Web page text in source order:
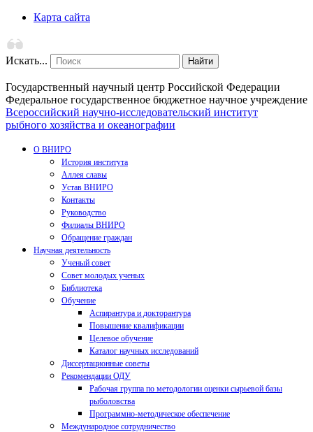
Карта сайта
Искать... Найти
Государственный научный центр Российской Федерации
Федеральное государственное бюджетное научное учреждение
Всероссийский научно-исследовательский институт
рыбного хозяйства и океанографии
О ВНИРО
История института
Аллея славы
Устав ВНИРО
Контакты
Руководство
Филиалы ВНИРО
Обращение граждан
Научная деятельность
Ученый совет
Совет молодых ученых
Библиотека
Обучение
Аспирантура и докторантура
Повышение квалификации
Целевое обучение
Каталог научных исследований
Диссертационные советы
Рекомендации ОДУ
Рабочая группа по методологии оценки сырьевой базы
рыболовства
Программно-методическое обеспечение
Международное сотрудничество